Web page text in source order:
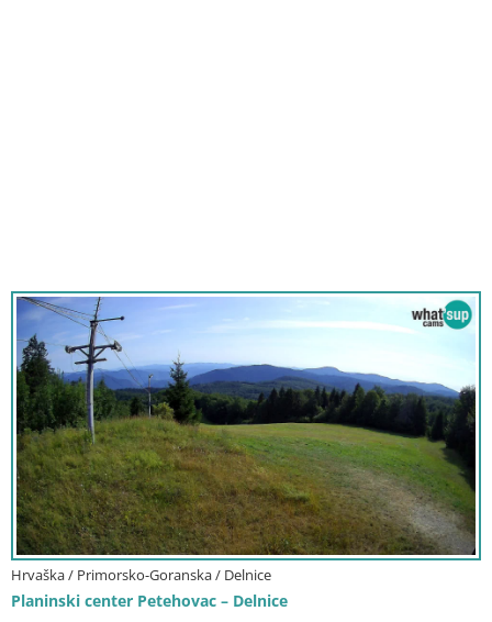
Hrvaška / Primorsko-Goranska / Delnice
Planinski center Petehovac – Delnice